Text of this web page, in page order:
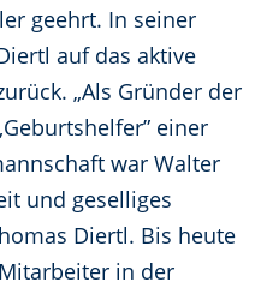
geehrt. In seiner
auf das aktive
„Als Gründer der
einer
war Walter
und geselliges
Diertl. Bis heute
in der